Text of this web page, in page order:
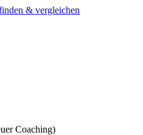
& vergleichen
Coaching)